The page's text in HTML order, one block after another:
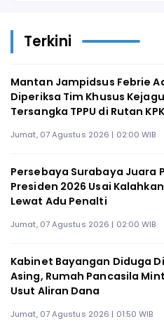
Terkini
Mantan Jampidsus Febrie
Diperiksa Tim Khusus
Tersangka TPPU di Rutan KPK
Jumat, 07 Agustus 2026 | 02:00 WIB
Persebaya Surabaya Juara
Presiden 2026 Usai
Lewat Adu Penalti
Jumat, 07 Agustus 2026 | 02:00 WIB
Kabinet Bayangan Diduga
Asing, Rumah Pancasila
Usut Aliran Dana
Jumat, 07 Agustus 2026 | 01:50 WIB